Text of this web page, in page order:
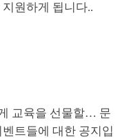
원하게 됩니다..
교육을 선물할… 문
트들에 대한 공지입